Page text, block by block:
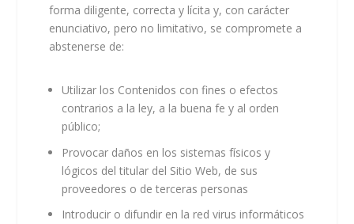
forma diligente, correcta y lícita y, con carácter
enunciativo, pero no limitativo, se compromete a
abstenerse de:
Utilizar los Contenidos con fines o efectos
contrarios a la ley, a la buena fe y al orden
público;
Provocar daños en los sistemas físicos y
lógicos del titular del Sitio Web, de sus
proveedores o de terceras personas
Introducir o difundir en la red virus informáticos